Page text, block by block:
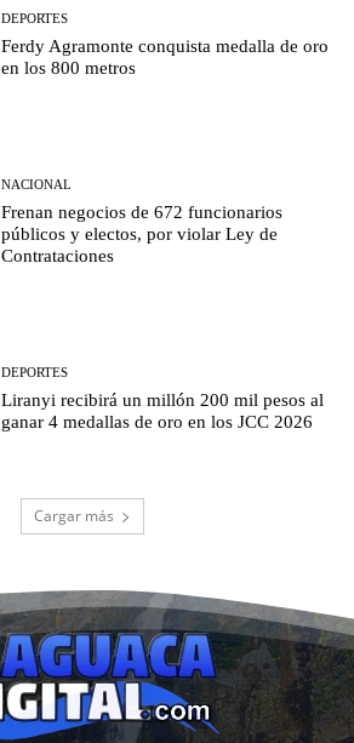
DEPORTES
Ferdy Agramonte conquista medalla de oro
en los 800 metros
NACIONAL
Frenan negocios de 672 funcionarios
públicos y electos, por violar Ley de
Contrataciones
DEPORTES
Liranyi recibirá un millón 200 mil pesos al
ganar 4 medallas de oro en los JCC 2026
Cargar más